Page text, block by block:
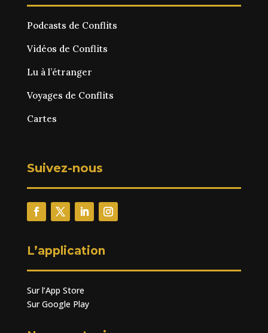
Podcasts de Conflits
Vidéos de Conflits
Lu à l’étranger
Voyages de Conflits
Cartes
Suivez-nous
L’application
Sur l’App Store
Sur Google Play